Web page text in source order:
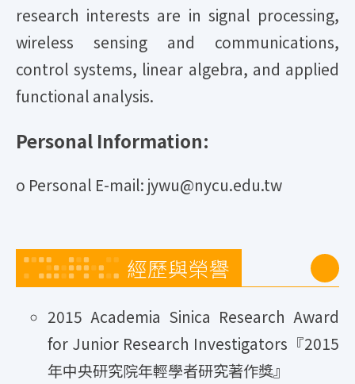
research interests are in signal processing,
wireless sensing and communications,
control systems, linear algebra, and applied
functional analysis.
Personal Information:
o Personal E-mail: jywu@nycu.edu.tw
經歷與榮譽
2015 Academia Sinica Research Award
for Junior Research Investigators『2015
年中央研究院年輕學者研究著作獎』